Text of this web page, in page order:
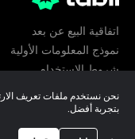
اتفاقية البيع عن بعد
نموذج المعلومات الأولية
شروط الإستخدام
تفضيلات ملفات تعريف
نحن نستخدم ملفات تعريف
بتجربة أفضل.